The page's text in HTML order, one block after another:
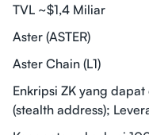
TVL ~$1,4 Miliar
Aster (ASTER)
Aster Chain (L1)
Enkripsi ZK yang
(stealth address);